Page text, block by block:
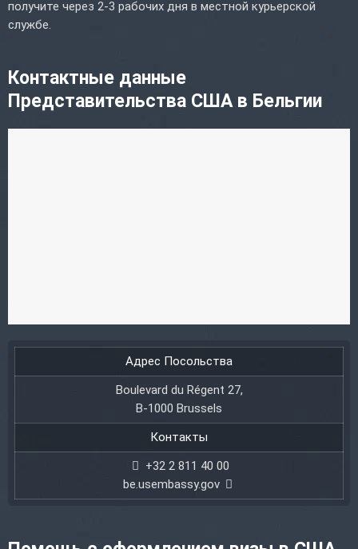
получите через 2-3 рабочих дня в местной курьерской
службе.
Контактные данные
Представительства США в Бельгии
Адрес Посольства
Boulevard du Régent 27,
B-1000 Brussels
Контакты
+32 2 811 40 00
be.usembassy.gov